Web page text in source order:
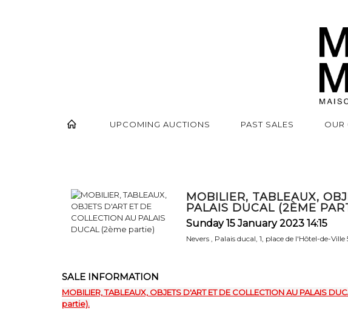
UPCOMING AUCTIONS PAST SALES OUR
MOBILIER, TABLEAUX,
PALAIS DUCAL (2ÈME
Sunday 15 January 2023 14:15
Nevers , Palais ducal, 1, place de l'Hôtel-de-
SALE INFORMATION
MOBILIER, TABLEAUX, OBJETS D'ART ET DE COLLECTION AU PALAIS
partie).